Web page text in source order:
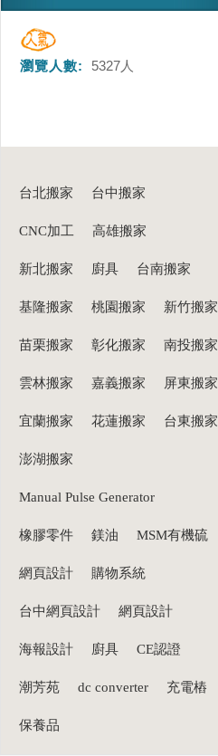
瀏覽人數: 5327人
台北搬家 台中搬家
CNC加工 高雄搬家
新北搬家 廚具 台南搬家
基隆搬家 桃園搬家 新竹搬家
苗栗搬家 彰化搬家 南投搬家
雲林搬家 嘉義搬家 屏東搬家
宜蘭搬家 花蓮搬家 台東搬家
澎湖搬家
Manual Pulse Generator
橡膠零件 鎂油 MSM有機硫
網頁設計 購物系統
台中網頁設計 網頁設計
海報設計 廚具 CE認證
潮芳苑 dc converter 充電樁
保養品